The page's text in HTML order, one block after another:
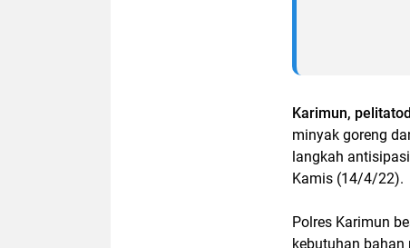
Karimun,
minyak goreng
langkah
Kamis (14/4/22).
Polres Karimun
kebutuhan